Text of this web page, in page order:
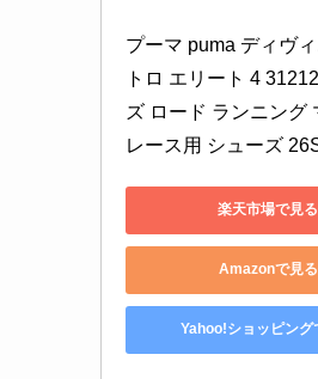
プーマ puma ディヴ
トロ エリート 4
ズ ロード ランニング
レース用 シューズ
楽天市場で見る
Amazonで見る
Yahoo!ショッピング